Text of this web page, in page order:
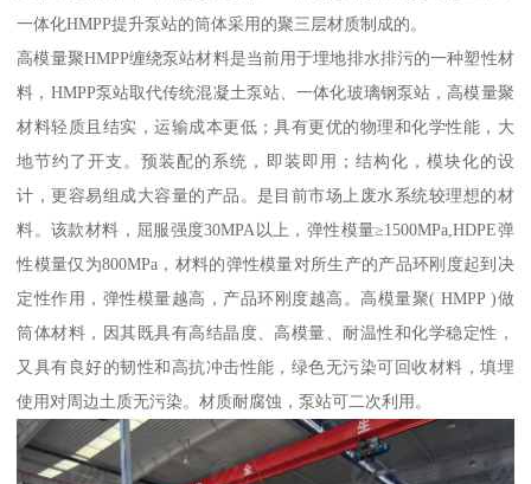
一体化HMPP提升泵站的筒体采用的聚三层材质制成的。
高模量聚HMPP缠绕泵站材料是当前用于埋地排水排污的一种塑性材
料，HMPP泵站取代传统混凝土泵站、一体化玻璃钢泵站，高模量聚
材料轻质且结实，运输成本更低；具有更优的物理和化学性能，大
地节约了开支。预装配的系统，即装即用；结构化，模块化的设
计，更容易组成大容量的产品。是目前市场上废水系统较理想的材
料。该款材料，屈服强度30MPA以上，弹性模量≥1500MPa,HDPE弹
性模量仅为800MPa，材料的弹性模量对所生产的产品环刚度起到决
定性作用，弹性模量越高，产品环刚度越高。高模量聚( HMPP )做
筒体材料，因其既具有高结晶度、高模量、耐温性和化学稳定性，
又具有良好的韧性和高抗冲击性能，绿色无污染可回收材料，填埋
使用对周边土质无污染。材质耐腐蚀，泵站可二次利用。